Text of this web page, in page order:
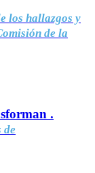
los hallazgos y
de la
.
de